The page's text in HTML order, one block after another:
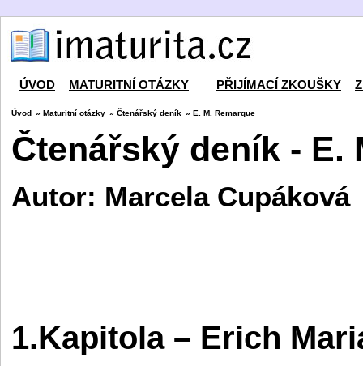
ÚVOD MATURITNÍ OTÁZKY PŘIJÍMACÍ ZKOUŠKY
Úvod » Maturitní otázky » Čtenářský deník » E. M. Remarque
Čtenářský deník - E.
Autor: Marcela Cupáková
1.Kapitola – Erich